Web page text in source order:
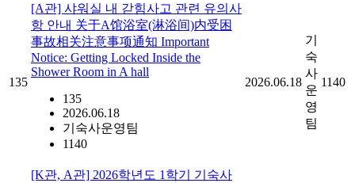
135
[A관] 샤워실 내 갇힘사고 관련 유의사
항 안내 关于A馆浴室(淋浴间)内受困
事故相关注意事项通知 Important
Notice: Getting Locked Inside the
Shower Room in A hall
135
2026.06.18
기숙사운영팀
1140
2026.06.18
기
숙
사
운
영
팀
1140
[K관, A관] 2026학년도 1학기 기숙사